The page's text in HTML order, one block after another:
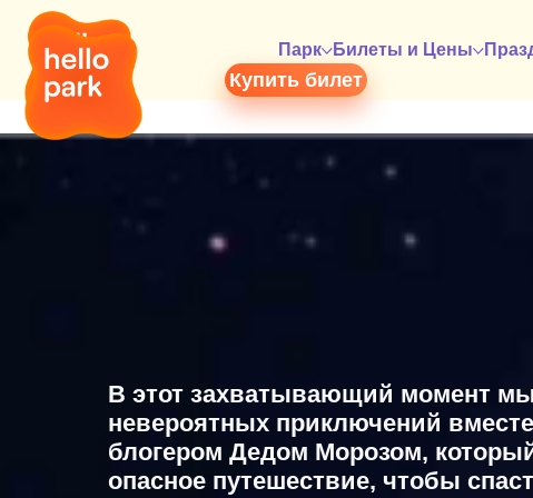
Парк Билеты и Цены
Купить билет
В этот захватывающий момент
невероятных приключений
блогером Дедом Морозом,
опасное путешествие, чтобы